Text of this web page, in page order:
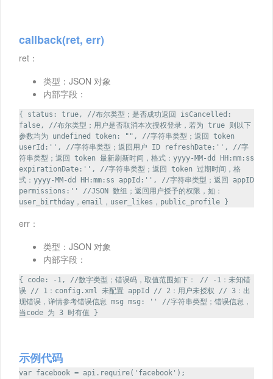
callback(ret, err)
ret：
类型：JSON 对象
内部字段：
{ status: true, //布尔类型；是否成功返回 isCancelled:
false, //布尔类型；用户是否取消本次授权登录，若为 true 则以下
参数均为 undefined token: "", //字符串类型；返回 token
userId:'', //字符串类型；返回用户 ID refreshDate:'', //字
符串类型；返回 token 最新刷新时间，格式：yyyy-MM-dd HH:mm:ss
expirationDate:'', //字符串类型；返回 token 过期时间，格
式：yyyy-MM-dd HH:mm:ss appId:'', //字符串类型；返回 appID
permissions:'' //JSON 数组；返回用户授予的权限，如：
user_birthday，email，user_likes，public_profile }
err：
类型：JSON 对象
内部字段：
{ code: -1, //数字类型；错误码，取值范围如下： // -1：未知错
误 // 1：config.xml 未配置 appId // 2：用户未授权 // 3：出
现错误，详情参考错误信息 msg msg: '' //字符串类型；错误信息，
当code 为 3 时有值 }
示例代码
var facebook = api.require('facebook');